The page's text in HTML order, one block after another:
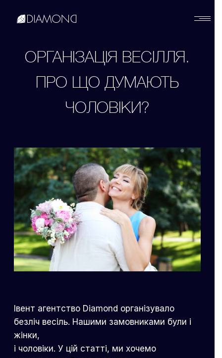
ОРГАНІЗАЦІЯ ВЕСІЛЛЯ.
ПРО ЩО ДУМАЮТЬ
ЧОЛОВІКИ?
Івент агентство Diamond організувало
безліч весіль. Нашими замовниками були і
жінки,
і чоловіки. У цій статті, ми хочемо
Українська
English